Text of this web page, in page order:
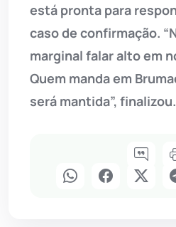
está pronta para
caso de confirmação.
marginal falar alto em
Quem manda em
será mantida”, finalizou.